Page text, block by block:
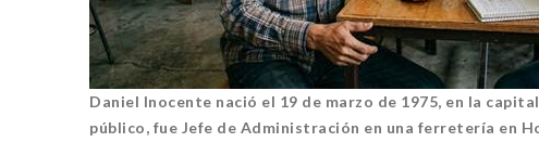
Daniel Inocente nació el 19 de marzo de 1975, en la
público, fue Jefe de Administración en una ferretería en
SELECCIONAN A GANADORES
DEL OCTAVO CONCURSO DE
FOTOGRAFÍA “EN LA MIRA DE
LA SUSTENTABILIDAD”
15 noviembre, 2022 2